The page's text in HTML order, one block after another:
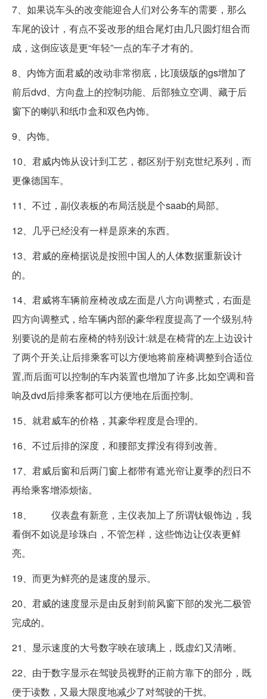
7、如果说车头的改变能迎合人们对公务车的需要，那么
车尾的设计，有点不妥改形的组合尾灯由几只圆灯组合而
成，这倒应该是更“年轻”一点的车子才有的。
8、内饰方面君威的改动非常彻底，比顶级版的gs增加了
前后dvd、方向盘上的控制功能、后部独立空调、藏于后
窗下的喇叭和纸巾盒和双色内饰。
9、内饰。
10、君威内饰从设计到工艺，都区别于别克世纪系列，而
更像德国车。
11、不过，副仪表板的布局活脱是个saab的局部。
12、几乎已经没有一样是原来的东西。
13、君威的座椅据说是按照中国人的人体数据重新设计
的。
14、君威将车辆前座椅改成左面是八方向调整式，右面是
四方向调整式，给车辆内部的豪华程度提高了一个级别,特
别要说的是前右座椅的特别设计:就是在椅背的左上边设计
了两个开关,让后排乘客可以方便地将前座椅调整到合适位
置,而后面可以控制的车内装置也增加了许多,比如空调和音
响及dvd后排乘客都可以方便地在后面控制。
15、就君威车的价格，其豪华程度是合理的。
16、不过后排的深度，和腰部支撑没有得到改善。
17、君威后窗和后两门窗上都带有遮光帘让夏季的烈日不
再给乘客增添烦恼。
18、 仪表盘有新意，主仪表加上了所谓钛银饰边，我
看倒不如说是珍珠白，不管怎样，这些饰边让仪表更鲜
亮。
19、而更为鲜亮的是速度的显示。
20、君威的速度显示是由反射到前风窗下部的发光二极管
完成的。
21、显示速度的大号数字映在玻璃上，既虚幻又清晰。
22、由于数字显示在驾驶员视野的正前方靠下的部分，既
便于读数，又最大限度地减少了对驾驶的干扰。